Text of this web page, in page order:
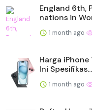
England 6th,
nations in
1 month ago
Harga
Ini Spesifikas...
1 month ago